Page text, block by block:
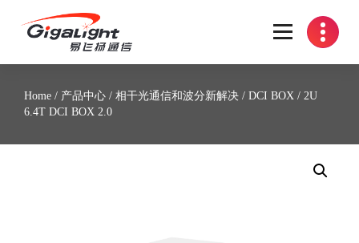
开放光网络器件的向导
Home / 产品中心 / 相干光通信和波分新解决 / DCI BOX / 2U
6.4T DCI BOX 2.0